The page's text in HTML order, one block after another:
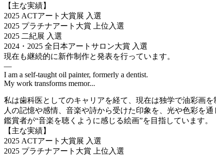
【主な実績】
2025 ACTアート大賞展 入選
2025 プラチナアート大賞 上位入選
2025 二紀展 入選
2024・2025 全日本アートサロン大賞 入選
現在も継続的に新作制作と発表を行っています。
—
I am a self-taught oil painter, formerly a dentist.
My work transforms memor...
私は歯科医としてのキャリアを経て、現在は独学で油彩画を
人の記憶や感情、音楽や詩から受けた印象を、光や色彩を
鑑賞者が“音楽を聴くように感じる絵画”を目指しています。
【主な実績】
2025 ACTアート大賞展 入選
2025 プラチナアート大賞 上位入選